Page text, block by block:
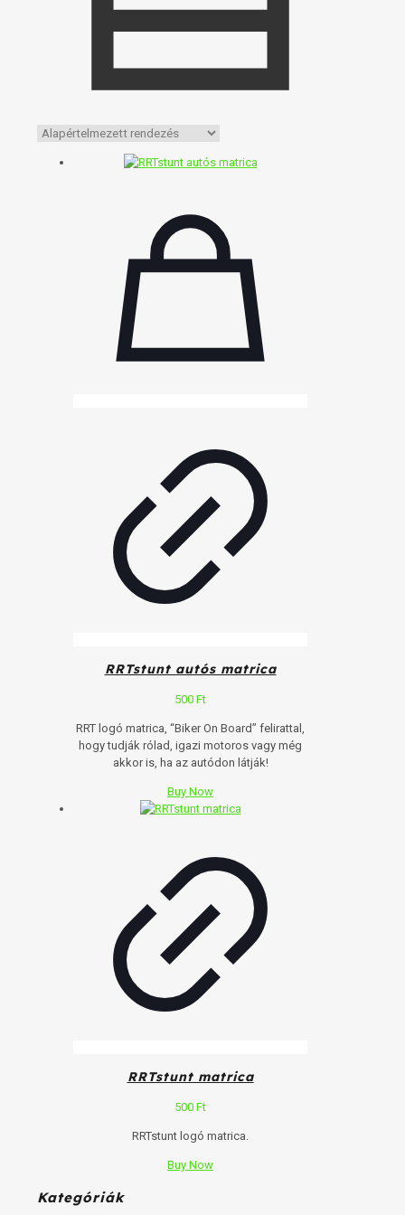
RRTstunt autós matrica
500 Ft
RRT logó matrica, “Biker On Board” felirattal,
hogy tudják rólad, igazi motoros vagy még
akkor is, ha az autódon látják!
Buy Now
RRTstunt matrica
500 Ft
RRTstunt logó matrica.
Buy NowEnnek
Kategóriák